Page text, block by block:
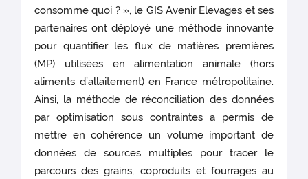
consomme quoi ? », le GIS Avenir Elevages et ses
partenaires ont déployé une méthode innovante
pour quantifier les flux de matières premières
(MP) utilisées en alimentation animale (hors
aliments d’allaitement) en France métropolitaine.
Ainsi, la méthode de réconciliation des données
par optimisation sous contraintes a permis de
mettre en cohérence un volume important de
données de sources multiples pour tracer le
parcours des grains, coproduits et fourrages au